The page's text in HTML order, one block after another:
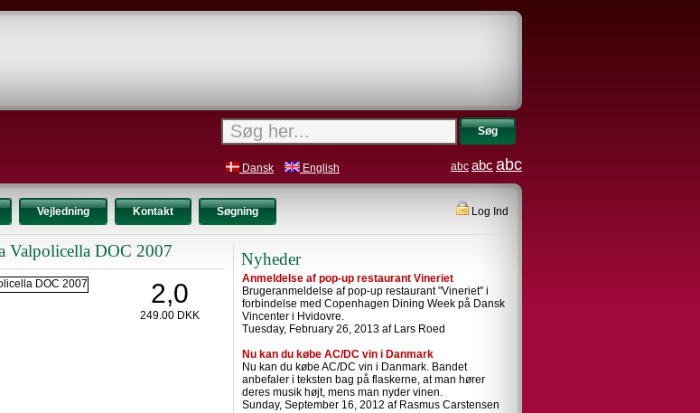
Søg
Dansk English abc abc abc
Vejledning Kontakt Søgning Log Ind
Valpolicella DOC 2007
2,0
249.00 DKK
Nyheder
Anmeldelse af pop-up restaurant Vineriet
Brugeranmeldelse af pop-up restaurant "Vineriet" i
forbindelse med Copenhagen Dining Week på Dansk
Vincenter i Hvidovre.
Tuesday, February 26, 2013 af Lars Roed
Nu kan du købe AC/DC vin i Danmark
Nu kan du købe AC/DC vin i Danmark. Bandet
anbefaler i teksten bag på flaskerne, at man hører
deres musik højt, mens man nyder vinen.
Sunday, September 16, 2012 af Rasmus Carstensen